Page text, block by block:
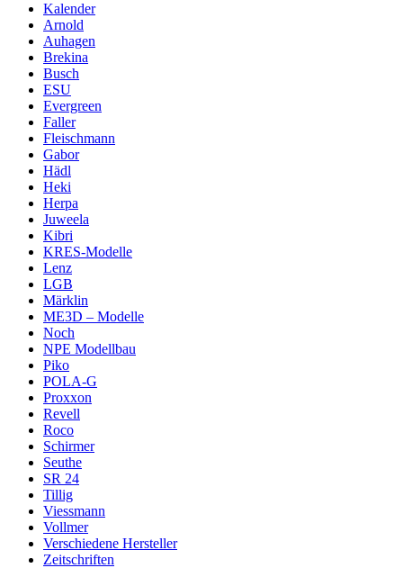
Kalender
Arnold
Auhagen
Brekina
Busch
ESU
Evergreen
Faller
Fleischmann
Gabor
Hädl
Heki
Herpa
Juweela
Kibri
KRES-Modelle
Lenz
LGB
Märklin
ME3D – Modelle
Noch
NPE Modellbau
Piko
POLA-G
Proxxon
Revell
Roco
Schirmer
Seuthe
SR 24
Tillig
Viessmann
Vollmer
Verschiedene Hersteller
Zeitschriften